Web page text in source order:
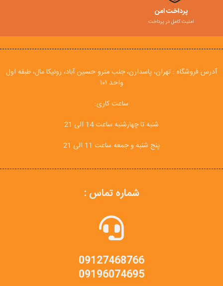
پرداخت امن
امنیت کامل در پرداخت
آدرس فروشگاه : تهران، پاسدارن، جنب مترو حسین آباد، رونیکا مال، طبقه اول
واحد ۱۰۱
ساعت کاری:
شنبه تا چهارشنبه ساعت 14 الی 21
پنج شنبه و جمعه ساعت 11 الی 21
شماره تماس :
09127468766
09196074695